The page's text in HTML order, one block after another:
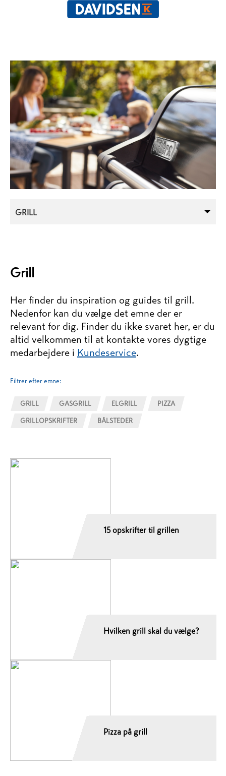
GRILL
Grill
Her finder du inspiration og guides til grill.
Nedenfor kan du vælge det emne der er
relevant for dig. Finder du ikke svaret her, er du
altid velkommen til at kontakte vores dygtige
medarbejdere i Kundeservice.
Filtrer efter emne:
GRILL GASGRILL ELGRILL PIZZA
GRILLOPSKRIFTER BÅLSTEDER
15 opskrifter til grillen
Hvilken grill skal du vælge?
Pizza på grill